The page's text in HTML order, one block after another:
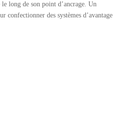
long de son point d’ancrage. Un
des systèmes d’avantage